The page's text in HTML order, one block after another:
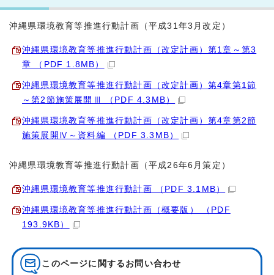
沖縄県環境教育等推進行動計画（平成31年3月改定）
沖縄県環境教育等推進行動計画（改定計画）第1章～第3
章 （PDF 1.8MB）
沖縄県環境教育等推進行動計画（改定計画）第4章第1節
～第2節施策展開Ⅲ （PDF 4.3MB）
沖縄県環境教育等推進行動計画（改定計画）第4章第2節
施策展開Ⅳ～資料編 （PDF 3.3MB）
沖縄県環境教育等推進行動計画（平成26年6月策定）
沖縄県環境教育等推進行動計画 （PDF 3.1MB）
沖縄県環境教育等推進行動計画（概要版） （PDF
193.9KB）
このページに関する お問い合わせ